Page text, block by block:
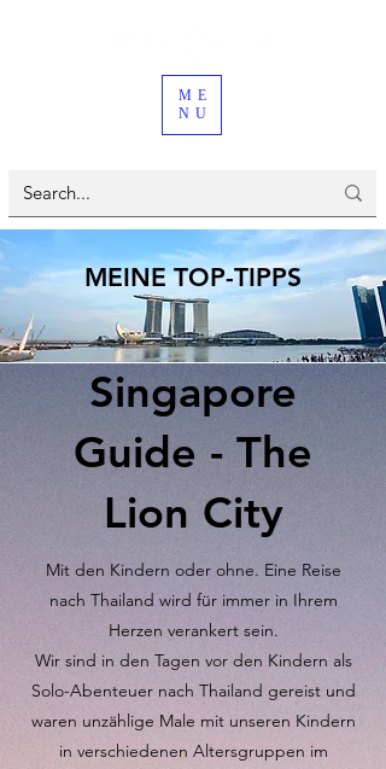
ME
NU
MEINE TOP-TIPPS
Singapore
Guide - The
Lion City
Mit den Kindern oder ohne. Eine Reise
nach Thailand wird für immer in Ihrem
Herzen verankert sein.
Wir sind in den Tagen vor den Kindern als
Solo-Abenteuer nach Thailand gereist und
waren unzählige Male mit unseren Kindern
in verschiedenen Altersgruppen im